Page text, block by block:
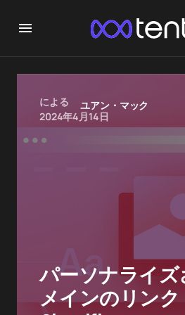
による
ユアン・マック
2024年4月14日
パーソナライズ
メインのリンク